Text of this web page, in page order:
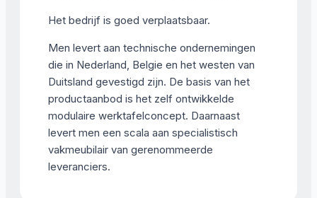
Het bedrijf is goed verplaatsbaar.
Men levert aan technische ondernemingen
die in Nederland, Belgie en het westen van
Duitsland gevestigd zijn. De basis van het
productaanbod is het zelf ontwikkelde
modulaire werktafelconcept. Daarnaast
levert men een scala aan specialistisch
vakmeubilair van gerenommeerde
leveranciers.